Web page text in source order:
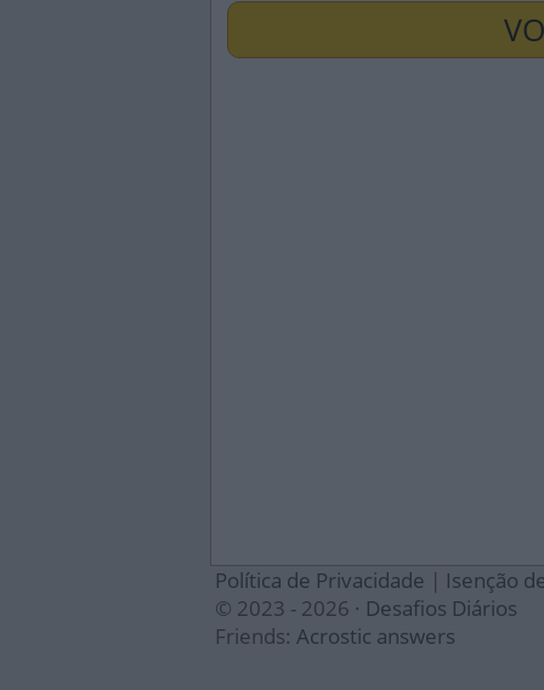
Política de Privacidade | Isenção
© 2023 - 2026 · Desafios Diários
Friends: Acrostic answers